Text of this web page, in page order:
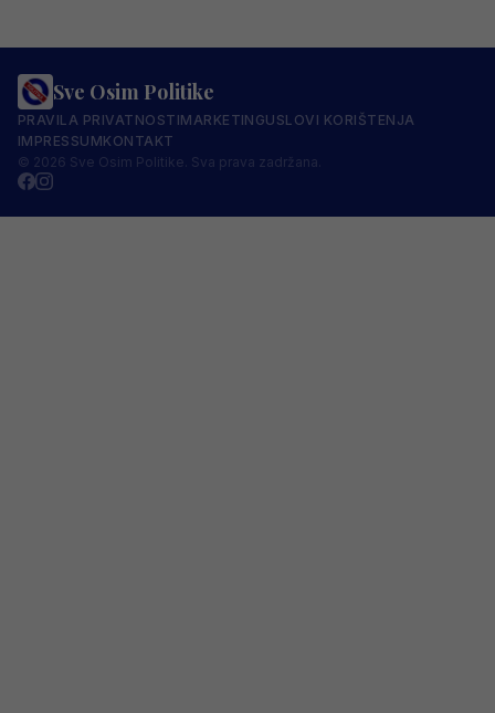
Sve Osim Politike
PRAVILA PRIVATNOSTIMARKETINGUSLOVI KORIŠTENJA
IMPRESSUMKONTAKT
© 2026 Sve Osim Politike. Sva prava zadržana.